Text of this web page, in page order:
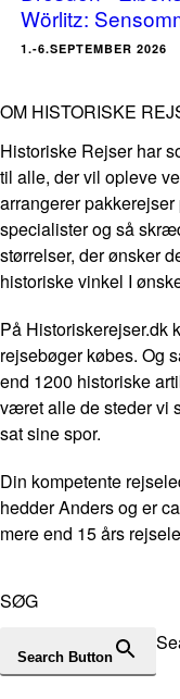
Wörlitz:
1.-6.SEPTEMBER 2026
OM HISTORISKE
Historiske Rejser har
til alle, der vil opleve
arrangerer
specialister og så
størrelser, der ønsker
historiske vinkel I
På Historiskerejser.dk
rejsebøger købes. Og
end 1200 historiske
været alle de steder vi
sat sine spor.
Din kompetente
hedder Anders og er
mere end 15 års
SØG
Search Button